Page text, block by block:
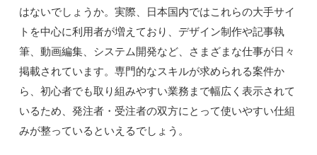
はないでしょうか。実際、日本国内ではこれらの大手サイ
トを中心に利用者が増えており、デザイン制作や記事執
筆、動画編集、システム開発など、さまざまな仕事が日々
掲載されています。専門的なスキルが求められる案件か
ら、初心者でも取り組みやすい業務まで幅広く表示されて
いるため、発注者・受注者の双方にとって使いやすい仕組
みが整っているといえるでしょう。